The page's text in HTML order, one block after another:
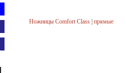
Ножницы Comfort Class | прямые